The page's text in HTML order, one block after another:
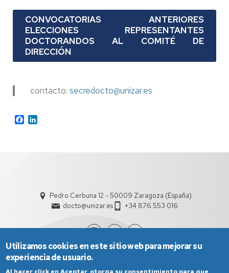
CONVOCATORIAS ANTERIORES
ELECCIONES REPRESENTANTES
DOCTORANDOS AL COMITÉ DE
DIRECCIÓN
contacto: secredocto@unizar.es
Facebook
Pedro Cerbuna 12 - 50009 Zaragoza (España)
docto@unizar.es
+34 876 553 016
Utilizamos cookies en este sitio web para mejorar su
experiencia de usuario.